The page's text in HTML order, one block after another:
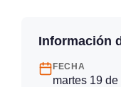
Información
FECHA
martes 19